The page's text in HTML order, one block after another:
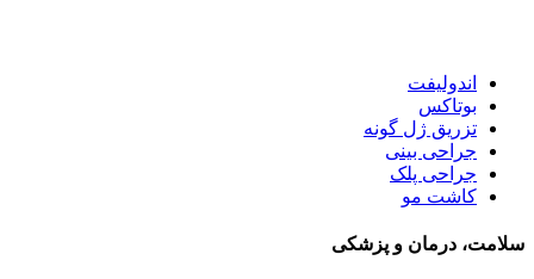
اندولیفت
بوتاکس
تزریق ژل گونه
جراحی بینی
جراحی پلک
کاشت مو
سلامت، درمان و پزشکی